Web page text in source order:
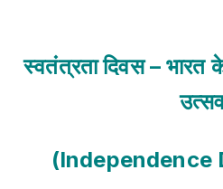
स्वतंत्रता दिवस – भारत
(Independence